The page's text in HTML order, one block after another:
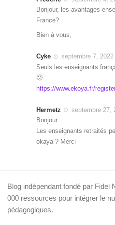
Bonjour, les avantages
France?
Bien à vous,
Cyke
septembre 7,
Seuls les enseignants
🙁
https://www.ekoya.fr/
Hermetz
septembre 27,
Bonjour
Les enseignants retraités
okaya ? Merci
Blog indépendant fondé par Fidel
000 ressources pour intégrer le
pédagogiques.